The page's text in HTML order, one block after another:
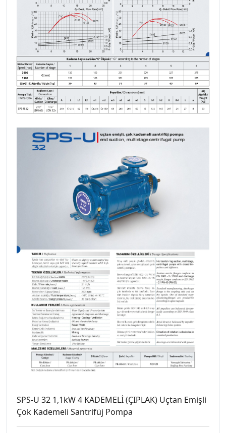
SPS-U 32 1,1kW 4 KADEMELİ (ÇIPLAK) Uçtan Emişli
Çok Kademeli Santrifüj Pompa